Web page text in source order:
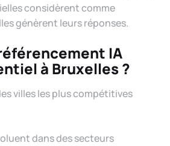
considèrent comme
génèrent leurs réponses.
IA
à Bruxelles ?
villes les plus compétitives
dans des secteurs